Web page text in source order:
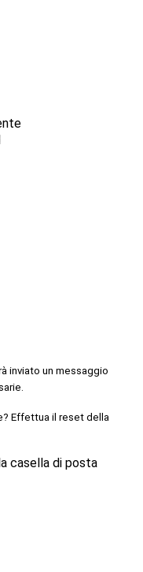
inviato un messaggio
Effettua il reset della
casella di posta